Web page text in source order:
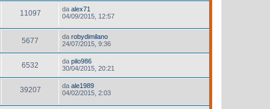
11097 da alex71
04/09/2015, 12:57
5677 da robydimilano
24/07/2015, 9:36
6532 da pilo986
30/04/2015, 20:21
39207 da ale1989
04/02/2015, 2:03